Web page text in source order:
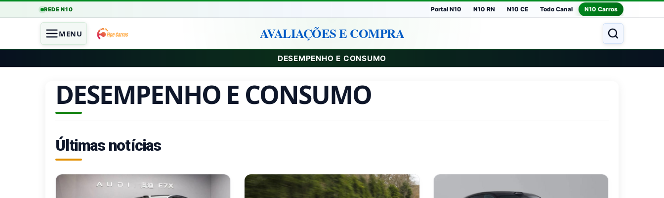
REDE N10 Portal N10 N10 RN N10 CE Todo Canal N10 Carros
MENU AVALIAÇÕES E COMPRA
DESEMPENHO E CONSUMO
DESEMPENHO E CONSUMO
Últimas notícias